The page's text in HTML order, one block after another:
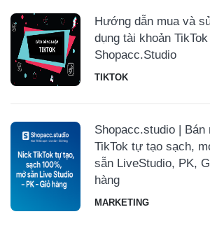
Hướng dẫn mua và
dụng tài khoản
Shopacc.Studio
TIKTOK
Shopacc.studio | Bán
TikTok tự tạo sạch,
sẵn LiveStudio, PK,
hàng
MARKETING